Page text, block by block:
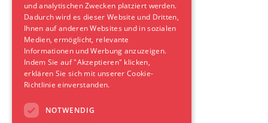
FRENCH
und analytischen Zwecken platziert werden.
Dadurch wird es dieser Website und Dritten,
Ihnen auf anderen Websites und in sozialen
Medien, ermöglicht, relevante
Informationen und Werbung anzuzeigen.
Indem Sie auf "Akzeptieren" klicken,
erklären Sie sich mit unserer Cookie-
Richtlinie einverstanden.
NOTWENDIG